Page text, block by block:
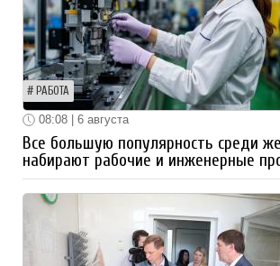
РАБОТА
08:08 | 6 августа
Все большую популярность среди
набирают рабочие и инженерные